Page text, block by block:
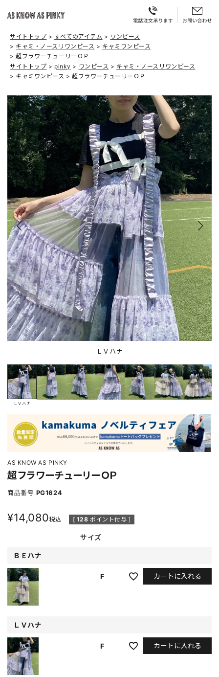
サイトトップ すべてのアイテム
ワンピース
キャミ・ノースリワンピース
キャミワンピース
超フラワーチューリーＯＰ
サイトトップ
pinky ワンピース
キャミ・ノースリワンピース
キャミワンピース
超フラワーチューリーＯＰ
ＬＶハナ
ＬＶハナ
AS KNOW AS PINKY
超フラワーチューリーＯＰ
商品番号 PG1624
¥14,080税込 [ 128 ポイント付与 ]
サイズ
ＢＥハナ
F カートに入れる
ＬＶハナ
F カートに入れる